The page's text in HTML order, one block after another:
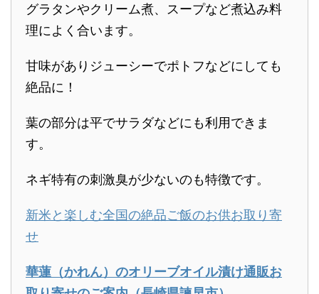
グラタンやクリーム煮、スープなど煮込み料
理によく合います。
甘味がありジューシーでポトフなどにしても
絶品に！
葉の部分は平でサラダなどにも利用できま
す。
ネギ特有の刺激臭が少ないのも特徴です。
新米と楽しむ全国の絶品ご飯のお供お取り寄
せ
華蓮（かれん）のオリーブオイル漬け通販お